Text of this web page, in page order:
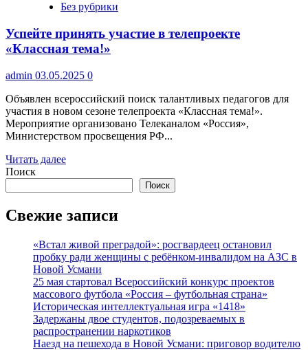
Без рубрики
Успейте принять участие в телепроекте
«Классная тема!»
admin 03.05.2025 0
Объявлен всероссийский поиск талантливых педагогов для
участия в новом сезоне телепроекта «Классная тема!».
Мероприятие организовано Телеканалом «Россия»,
Министерством просвещения РФ...
Читать далееПрочитать
Успейте
участие
телепроекте
«Классная
тема!»
Поиск
Поиск
Свежие записи
«Встал живой преградой»: росгвардеец остановил
пробку ради женщины с ребёнком-инвалидом на АЗС в
Новой Усмани
25 мая стартовал Всероссийский конкурс проектов
массового футбола «Россия – футбольная страна»
Историческая интеллектуальная игра «1418»
Задержаны двое студентов, подозреваемых в
распространении наркотиков
Наезд на пешехода в Новой Усмани: приговор водителю